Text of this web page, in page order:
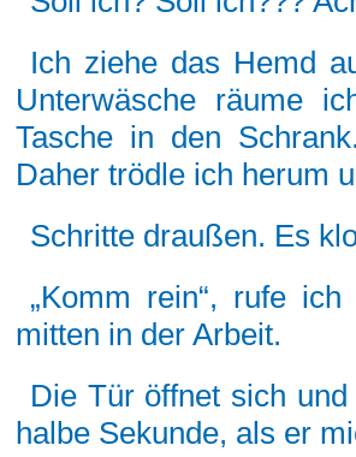
Ich ziehe das Hemd
Unterwäsche räume
Tasche in den
Daher trödle ich herum
Schritte draußen. Es
„Komm rein“, rufe
mitten in der Arbeit.
Die Tür öffnet sich
halbe Sekunde, als er